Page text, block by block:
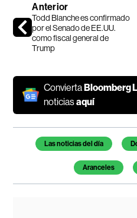
Anterior
Todd Blanche es confirmado
por el Senado de EE.UU.
como fiscal general de
Trump
ConviertaBloomberg
noticiasaquí
Temas de este artículo
Las noticias del día
Aranceles